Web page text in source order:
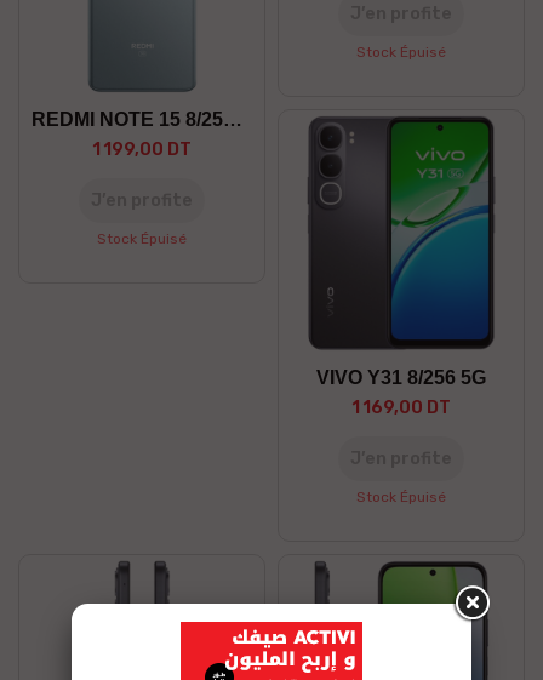
REDMI NOTE 15 8/256 5G
1 199,00 DT
Stock Épuisé
Stock Épuisé
VIVO Y31 8/256 5G
1 169,00 DT
Stock Épuisé